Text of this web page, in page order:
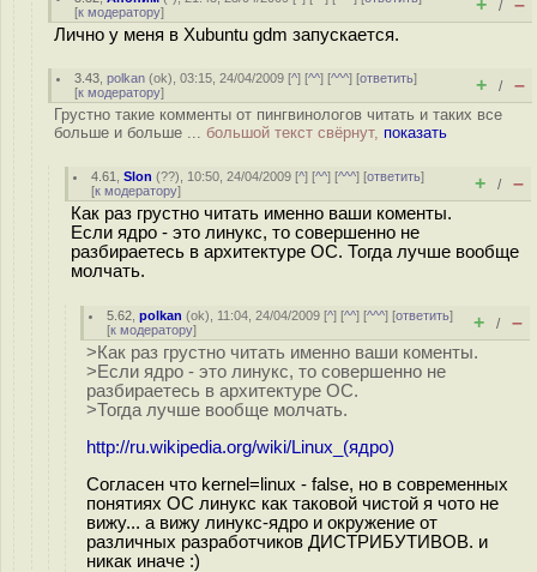
[к модератору] + / –
Лично у меня в Xubuntu gdm запускается.
3.43 ,polkan (ok), 03:15, 24/04/2009 [^] [^^] [^^^] [ответить]
[к модератору] + / –
Грустно такие комменты от пингвинологов читать и таких все
больше и больше ... большой текст свёрнут, показать
4.61 ,Slon (??), 10:50, 24/04/2009 [^] [^^] [^^^] [ответить]
[к модератору] + / –
Как раз грустно читать именно ваши коменты.
Если ядро - это линукс, то совершенно не
разбираетесь в архитектуре ОС. Тогда лучше вообще
молчать.
5.62 ,polkan (ok), 11:04, 24/04/2009 [^] [^^] [^^^] [ответить]
[к модератору] + / –
>Как раз грустно читать именно ваши коменты.
>Если ядро - это линукс, то совершенно не
разбираетесь в архитектуре ОС.
>Тогда лучше вообще молчать.
http://ru.wikipedia.org/wiki/Linux_(ядро)
Согласен что kernel=linux - false, но в современных
понятиях ОС линукс как таковой чистой я чото не
вижу... а вижу линукс-ядро и окружение от
различных разработчиков ДИСТРИБУТИВОВ. и
никак иначе :)